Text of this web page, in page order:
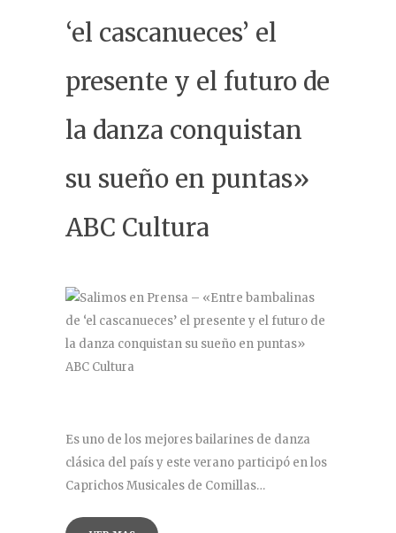
Contacto
‘el cascanueces’ el
presente y el futuro de
la danza conquistan
su sueño en puntas»
ABC Cultura
Es uno de los mejores bailarines de danza
clásica del país y este verano participó en los
Caprichos Musicales de Comillas…